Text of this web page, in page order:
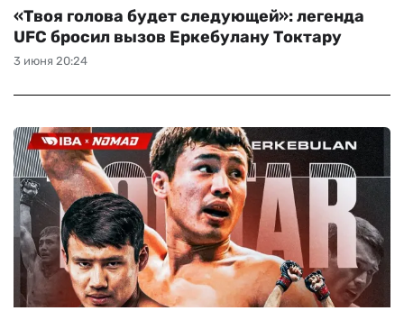
3 июня 20:24
«Твоя голова будет следующей»: легенда
UFC бросил вызов Еркебулану Токтару